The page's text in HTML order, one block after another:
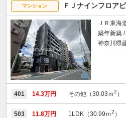
マンション ＦＪナインフロア
ＪＲ東海
築年新築
神奈川県
401 14.3万円 その他（30.03ｍ2 ）
503 11.8万円 1LDK（30.99ｍ2 ）